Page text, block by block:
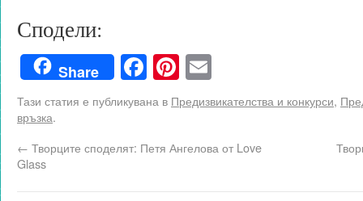
Сподели:
Share Facebook
Pinterest
Тази статия е публикувана в Предизвикателства и конкурси,
връзка.
← Творците споделят: Петя Ангелова от Love
Glass